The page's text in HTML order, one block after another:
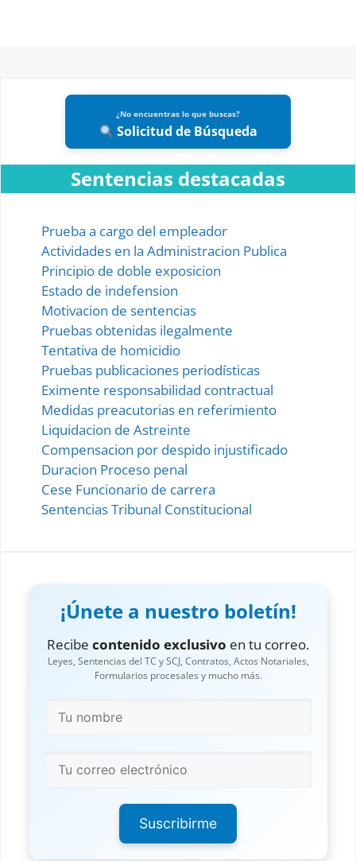
Embargo Retentivo entre Esposos
Garantía de Prenda sin Desapoderamiento
Incautacion de Bienes Muebles
Incidentes del Embargo Ejecutivo
Informativo Testimonial
Inscripción en Falsedad
Inscripción en Falsedad la la SCJ
Inspección de Lugares
Intervención Voluntaria
Liquidación de Daños y Perjuicios
Litispendencia y Conexidad
Medios de Inadmisibilidad
Nacionalidad Dominicana
Nulidad de Embargo Inmobiliario
Oferta Real de Pago
Organizacion sin fines de Lucro
Quiebra de Compañias
Rectificación Actas del Estado Civil
¿No encuentras lo que buscas?
Solicitud de Búsqueda
Sentencias destacadas
Prueba a cargo del empleador
Actividades en la Administracion Publica
Principio de doble exposicion
Estado de indefension
Motivacion de sentencias
Pruebas obtenidas ilegalmente
Tentativa de homicidio
Pruebas publicaciones periodísticas
Eximente responsabilidad contractual
Medidas preacutorias en referimiento
Liquidacion de Astreinte
Compensacion por despido injustificado
Duracion Proceso penal
Cese Funcionario de carrera
Sentencias Tribunal Constitucional
¡Únete a nuestro boletín!
Recibe contenido exclusivo en tu correo.
Leyes, Sentencias del TC y SCJ, Contratos, Actos Notariales,
Formularios procesales y mucho más.
Suscribirme